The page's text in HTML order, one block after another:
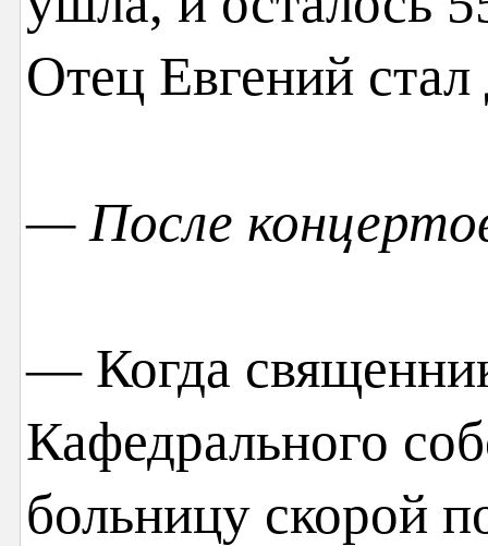
Отец Евгений
— После
— Когда
Кафедрального
больницу скорой